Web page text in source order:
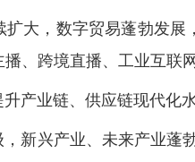
大，数字贸易蓬勃发
、跨境直播、工业互联
产业链、供应链现代化
新兴产业、未来产业